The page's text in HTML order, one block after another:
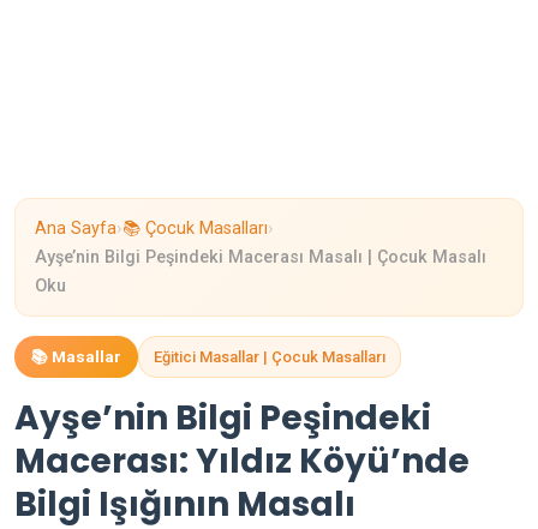
Ana Sayfa›📚 Çocuk Masalları›
Ayşe’nin Bilgi Peşindeki Macerası Masalı | Çocuk Masalı
Oku
📚 Masallar Eğitici Masallar | Çocuk Masalları
Ayşe’nin Bilgi Peşindeki
Macerası: Yıldız Köyü’nde
Bilgi Işığının Masalı